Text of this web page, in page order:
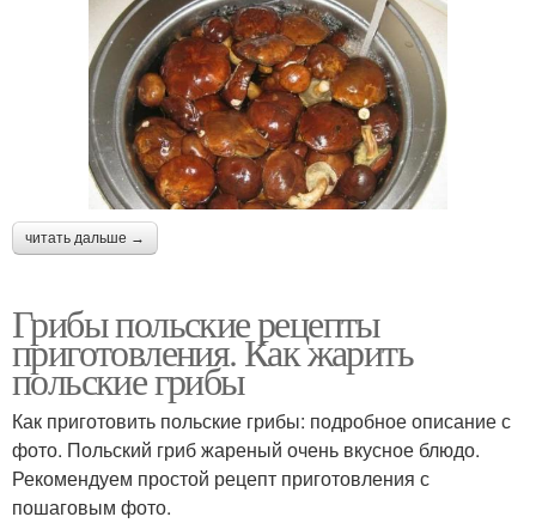
читать дальше →
Грибы польские рецепты
приготовления. Как жарить
польские грибы
Как приготовить польские грибы: подробное описание с
фото. Польский гриб жареный очень вкусное блюдо.
Рекомендуем простой рецепт приготовления с
пошаговым фото.